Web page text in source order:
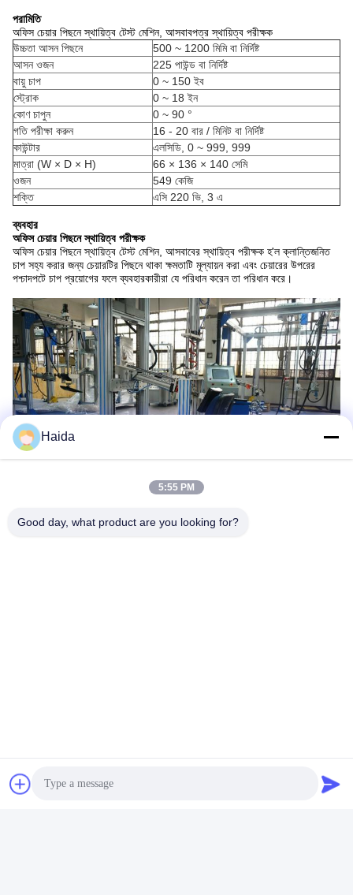
পরামিতি
অফিস চেয়ার পিছনে স্থায়িত্ব টেস্ট মেশিন, আসবাবপত্র স্থায়িত্ব পরীক্ষক
উচ্চতা আসন পিছনে
500 ~ 1200 মিমি বা নির্দিষ্ট
আসন ওজন
225 পাউন্ড বা নির্দিষ্ট
বায়ু চাপ
0 ~ 150 ইব
স্ট্রোক
0 ~ 18 ইন
কোণ চাপুন
0 ~ 90 °
গতি পরীক্ষা করুন
16 - 20 বার / মিনিট বা নির্দিষ্ট
কাউন্টার
এলসিডি, 0 ~ 999, 999
মাত্রা (W × D × H)
66 × 136 × 140 সেমি
ওজন
549 কেজি
শক্তি
এসি 220 ভি, 3 এ
ব্যবহার
অফিস চেয়ার পিছনে স্থায়িত্ব পরীক্ষক
অফিস চেয়ার পিছনে স্থায়িত্ব টেস্ট মেশিন, আসবাবের স্থায়িত্ব পরীক্ষক হ'ল ক্লান্তিজনিত
চাপ সহ্য করার জন্য চেয়ারটির পিছনে থাকা ক্ষমতাটি মূল্যায়ন করা এবং চেয়ারের উপরের
পশ্চাদপটে চাপ প্রয়োগের ফলে ব্যবহারকারীরা যে পরিধান করেন তা পরিধান করে।
টেলিফোন
Haida
5:55 PM
Good day, what product are you looking for?